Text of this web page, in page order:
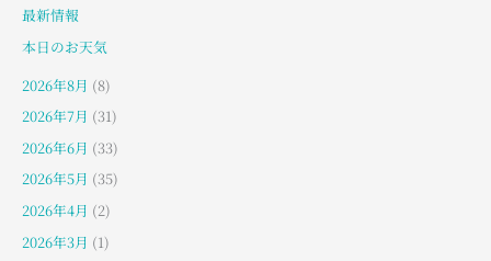
最新情報
本日のお天気
2026年8月 (8)
2026年7月 (31)
2026年6月 (33)
2026年5月 (35)
2026年4月 (2)
2026年3月 (1)